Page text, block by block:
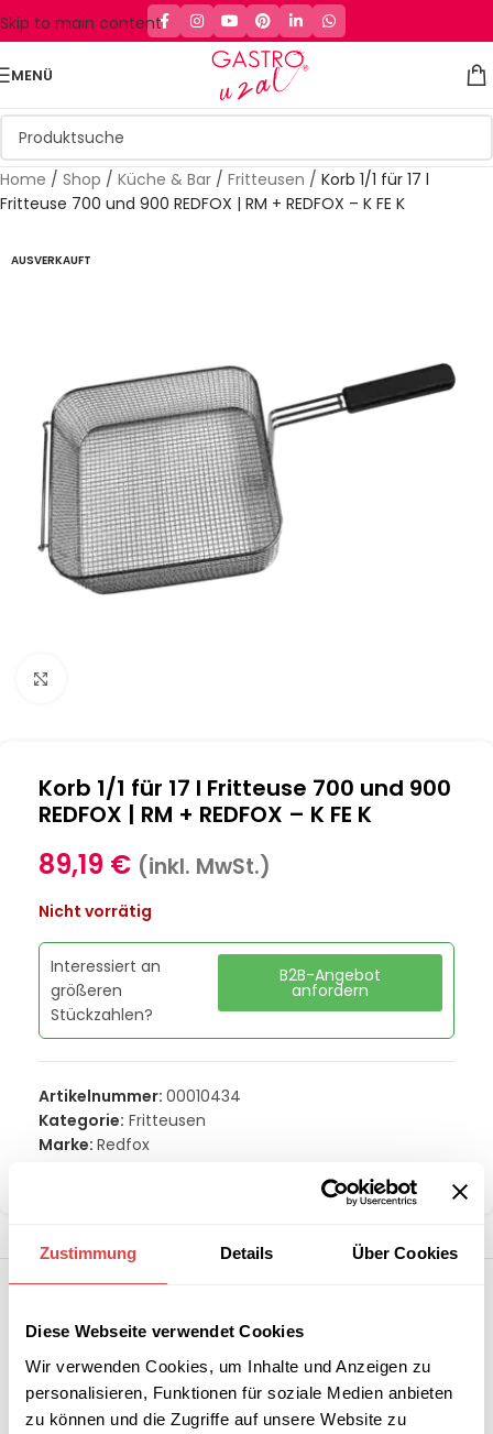
Zustimmung Details Über Cookies
Diese Webseite verwendet Cookies
Wir verwenden Cookies, um Inhalte und Anzeigen zu
personalisieren, Funktionen für soziale Medien anbieten
zu können und die Zugriffe auf unsere Website zu
Skip to main content
MENÜ
Home / Shop / Küche & Bar / Fritteusen / Korb 1/1 für 17 l
Fritteuse 700 und 900 REDFOX | RM + REDFOX – K FE K
AUSVERKAUFT
Korb 1/1 für 17 l Fritteuse 700 und 900
REDFOX | RM + REDFOX – K FE K
89,19 € (inkl. MwSt.)
Nicht vorrätig
Interessiert an
größeren
Stückzahlen?
B2B-Angebot
anfordern
Artikelnummer: 00010434
Kategorie: Fritteusen
Marke: Redfox